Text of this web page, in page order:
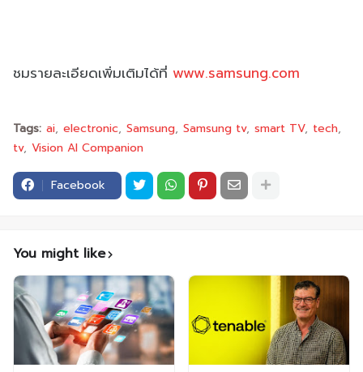
ชมรายละเอียดเพิ่มเติมได้ที่ www.samsung.com
Tags: ai electronic Samsung Samsung tv smart TV tech
tv Vision AI Companion
Facebook
You might like